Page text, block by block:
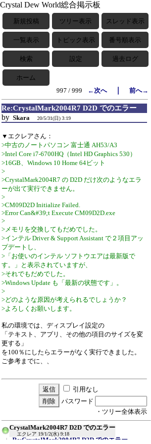
Crystal Dew World総合掲示板
新規投稿 ツリー表示 スレッド表示
一覧表示 トピック表示 番号順表示
検索 設定 過去ログ
ホーム
997 / 999
←次へ｜ 前へ→
Re:CrystalMark2004R7 D2D でのエラー
by Skara 20/5/31(日) 3:19
▼エクレアさん：
>中古のノートパソコン 富士通 AH53/A3
>Intel Core i7-6700HQ（Intel HD Graphics 530）
>16GB、Windows 10 Home 64ビット
>
>CrystalMark2004R7 の D2D だけ次のようなエラ
ーが出て実行できません。
>
>CM09D2D Initialize Failed.
>Error Can&#39;t Execute CM09D2D.exe
>
>メモリを交換してもだめでした。
>インテル Driver & Support Assistant で２項目アッ
プデートし、
>「お使いのインテル ソフトウエアは最新版で
す。」と表示されていますが、
>それでもだめでした。
>Windows Update も「最新の状態です」。
>
>どのような原因が考えられるでしょうか？
>よろしくお願いします。
私の環境では、ディスプレイ設定の
「テキスト、アプリ、その他の項目のサイズを変
更する」
を100％にしたらエラーがなく実行できました。
ご参考までに、、
引用なし
パスワード
・ツリー全体表示
CrystalMark2004R7 D2D でのエラー
エクレア 19/1/2(水) 9:18
Re:CrystalMark2004R7 D2D でのエラー